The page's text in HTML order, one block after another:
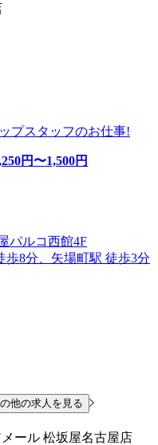
プスタッフのお仕事!
円〜1,500円
パルコ西館4F
歩8分、矢場町駅 徒歩3分
他の求人を見る
ール 松坂屋名古屋店